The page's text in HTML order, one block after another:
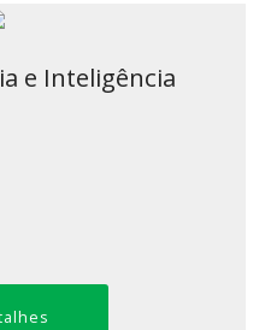
e Inteligência